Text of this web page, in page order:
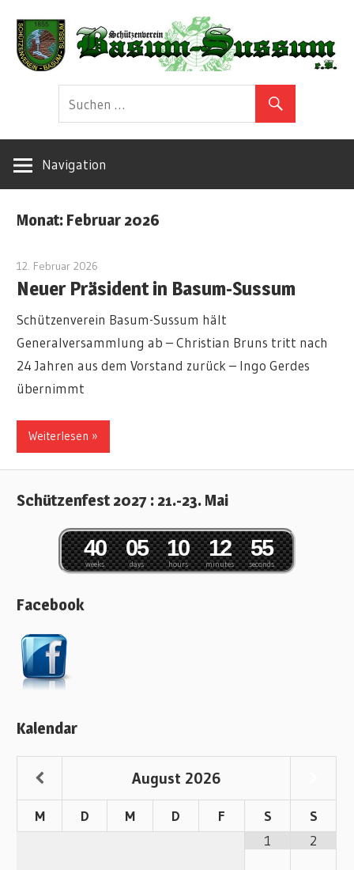
Inhalt
springen
Basum-
Sussum
Willkommen!
Navigation
Monat: Februar 2026
12. Februar 2026
Neuer Präsident in Basum-Sussum
Schützenverein Basum-Sussum hält
Generalversammlung ab – Christian Bruns tritt nach
24 Jahren aus dem Vorstand zurück – Ingo Gerdes
übernimmt
Weiterlesen »
Schützenfest 2027 : 21.-23. Mai
weeks
40
days
05
hours
10
minutes
12
seconds
55
Facebook
Kalendar
August 2026
M D M D F S
S
1
2